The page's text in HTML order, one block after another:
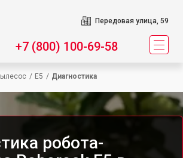
Передовая улица, 59
+7 (800) 100-69-58
/ E5 / Диагностика
робота-